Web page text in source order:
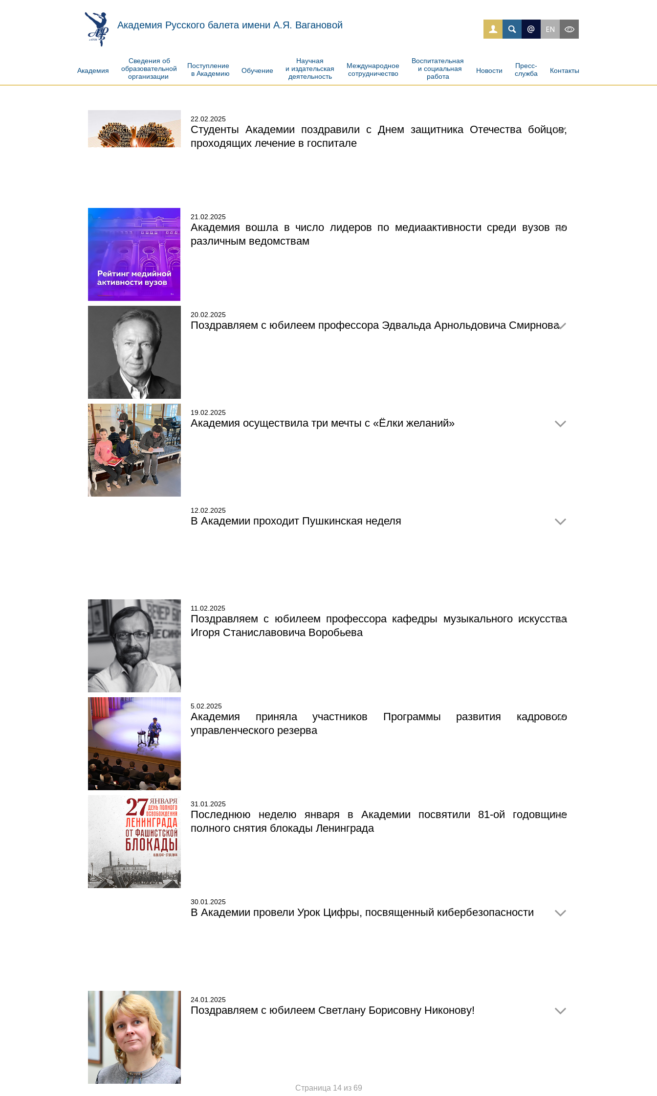
Академия Русского балета имени А.Я. Вагановой
Академия
Сведения об
образовательной
организации
Поступление
в Академию
Обучение
Научная
и издательская
деятельность
Международное
сотрудничество
Воспитательная
и социальная
работа
Новости
Пресс-
служба
Контакты
22.02.2025
Студенты Академии поздравили с Днем защитника Отечества бойцов,
проходящих лечение в госпитале
21.02.2025
Академия вошла в число лидеров по медиаактивности среди вузов по
различным ведомствам
20.02.2025
Поздравляем с юбилеем профессора Эдвальда Арнольдовича Смирнова
19.02.2025
Академия осуществила три мечты с «Ёлки желаний»
12.02.2025
В Академии проходит Пушкинская неделя
11.02.2025
Поздравляем с юбилеем профессора кафедры музыкального искусства
Игоря Станиславовича Воробьева
5.02.2025
Академия приняла участников Программы развития кадрового
управленческого резерва
31.01.2025
Последнюю неделю января в Академии посвятили 81-ой годовщине
полного снятия блокады Ленинграда
30.01.2025
В Академии провели Урок Цифры, посвященный кибербезопасности
24.01.2025
Поздравляем с юбилеем Светлану Борисовну Никонову!
Страница 14 из 69